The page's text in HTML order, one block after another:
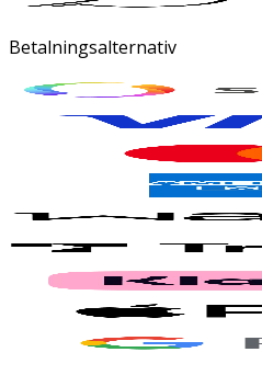
Betalningsalternativ